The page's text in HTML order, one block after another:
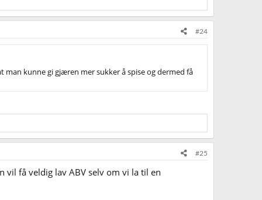
#24
kunne gi gjæren mer sukker å spise og dermed få
#25
vil få veldig lav ABV selv om vi la til en